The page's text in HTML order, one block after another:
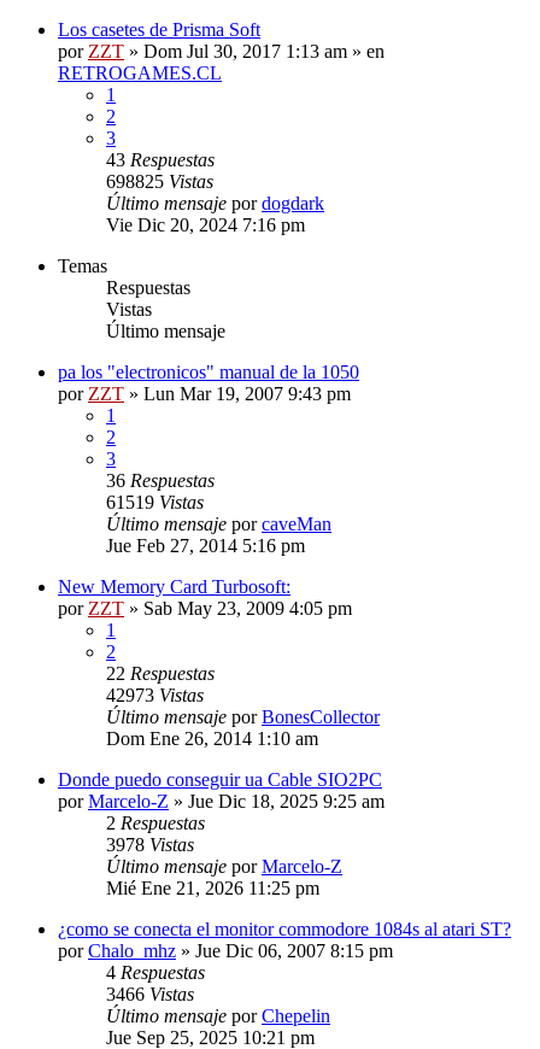
Los casetes de Prisma Soft
por ZZT » Dom Jul 30, 2017 1:13 am » en
RETROGAMES.CL
1
2
3
43 Respuestas
698825 Vistas
Último mensaje pordogdark
Vie Dic 20, 2024 7:16 pm
Temas
Respuestas
Vistas
Último mensaje
pa los "electronicos" manual de la 1050
por ZZT » Lun Mar 19, 2007 9:43 pm
1
2
3
36 Respuestas
61519 Vistas
Último mensaje porcaveMan
Jue Feb 27, 2014 5:16 pm
New Memory Card Turbosoft:
por ZZT » Sab May 23, 2009 4:05 pm
1
2
22 Respuestas
42973 Vistas
Último mensaje porBonesCollector
Dom Ene 26, 2014 1:10 am
Donde puedo conseguir ua Cable SIO2PC
porMarcelo-Z » Jue Dic 18, 2025 9:25 am
2 Respuestas
3978 Vistas
Último mensaje porMarcelo-Z
Mié Ene 21, 2026 11:25 pm
¿como se conecta el monitor commodore 1084s al atari ST?
porChalo_mhz » Jue Dic 06, 2007 8:15 pm
4 Respuestas
3466 Vistas
Último mensaje porChepelin
Jue Sep 25, 2025 10:21 pm